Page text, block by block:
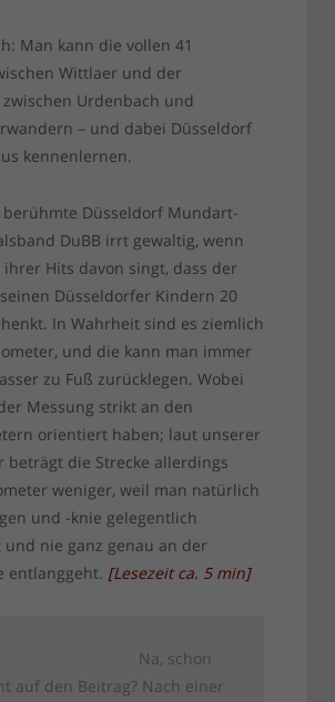
Man kann die vollen 41
Wittlaer und der
Urdenbach und
– und dabei Düsseldorf
kennenlernen.
berühmte Düsseldorf Mundart-
DuBB irrt gewaltig, wenn
Hits davon singt, dass der
Düsseldorfer Kindern 20
In Wahrheit sind es ziemlich
und die kann man immer
zu Fuß zurücklegen. Wobei
Messung strikt an den
orientiert haben; laut unserer
beträgt die Strecke allerdings
weniger, weil man natürlich
und -knie gelegentlich
und nie ganz genau an der
entlanggeht. [Lesezeit ca. 5 min]
Na, schon
auf den Beitrag? Nach einer